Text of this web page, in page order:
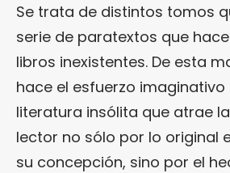
Se trata de distintos tomos
serie de paratextos que
libros inexistentes. De esta
hace el esfuerzo
literatura insólita que atrae
lector no sólo por lo original
su concepción, sino por el